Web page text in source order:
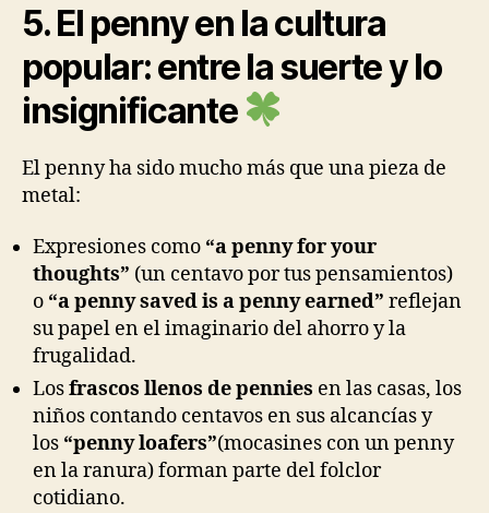
5. El penny en la cultura
popular: entre la suerte y lo
insignificante
El penny ha sido mucho más que una pieza de
metal:
Expresiones como “a penny for your
thoughts” (un centavo por tus pensamientos)
o “a penny saved is a penny earned” reflejan
su papel en el imaginario del ahorro y la
frugalidad.
Losfrascos llenos de pennies en las casas, los
niños contando centavos en sus alcancías y
los “penny loafers”(mocasines con un penny
en la ranura) forman parte del folclor
cotidiano.